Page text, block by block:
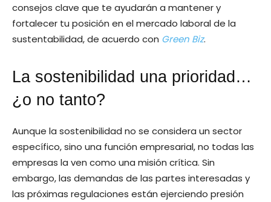
consejos clave que te ayudarán a mantener y
fortalecer tu posición en el mercado laboral de la
sustentabilidad, de acuerdo con Green Biz.
La sostenibilidad una prioridad…
¿o no tanto?
Aunque la sostenibilidad no se considera un sector
específico, sino una función empresarial, no todas las
empresas la ven como una misión crítica. Sin
embargo, las demandas de las partes interesadas y
las próximas regulaciones están ejerciendo presión